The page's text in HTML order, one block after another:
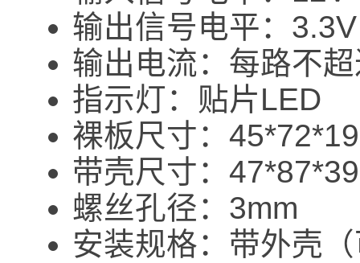
输出信号电平：3.3V
输出电流：每路不
指示灯：贴片LED
裸板尺寸：
带壳尺寸：
螺丝孔径：3mm
安装规格：带外壳